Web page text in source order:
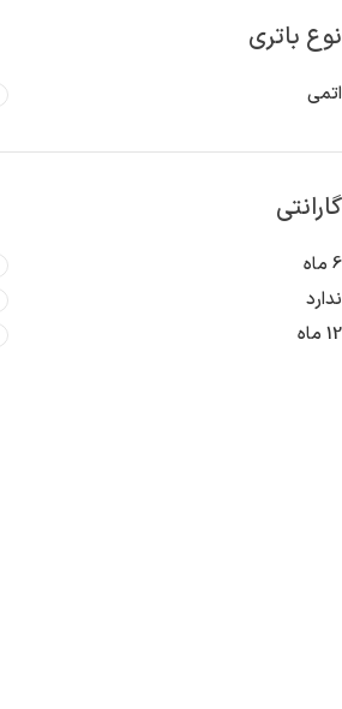
نوع باتری
اتمی
گارانتی
6 ماه
ندارد
12 ماه